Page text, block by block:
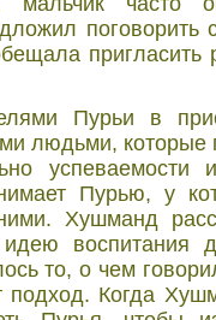
поговорить
пригласить
Пурьи в
людьми, которые
успеваемости
Пурью, у
Хушманд
воспитания
то, о чем
подход. Когда